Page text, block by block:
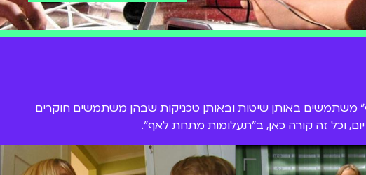
משתמשים באותן שיטות ובאותן טכניקות שבהן משתמשים חוקרים
וכל זה קורה כאן, ב"תעלומות מתחת לאף".